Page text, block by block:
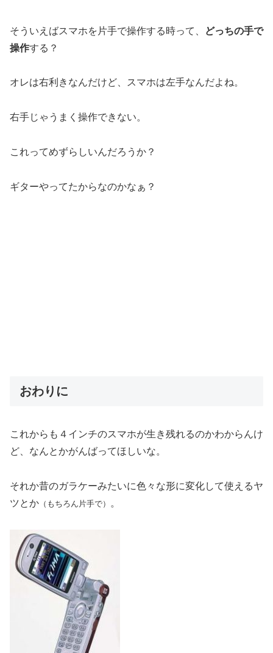
そういえばスマホを片手で操作する時って、
どっちの手で
操作する？
オレは右利きなんだけど、スマホは左手なんだよね。
右手じゃうまく操作できない。
これってめずらしいんだろうか？
ギターやってたからなのかなぁ？
おわりに
これからも４インチのスマホが生き残れるのかわからんけ
ど、なんとかがんばってほしいな。
それか昔のガラケーみたいに色々な形に変化して使えるヤ
ツとか （もちろん片手で） 。